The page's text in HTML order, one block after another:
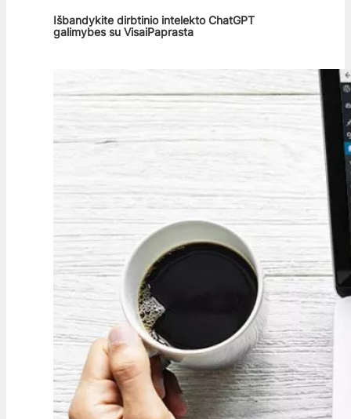
Išbandykite dirbtinio intelekto ChatGPT
galimybes su VisaiPaprasta